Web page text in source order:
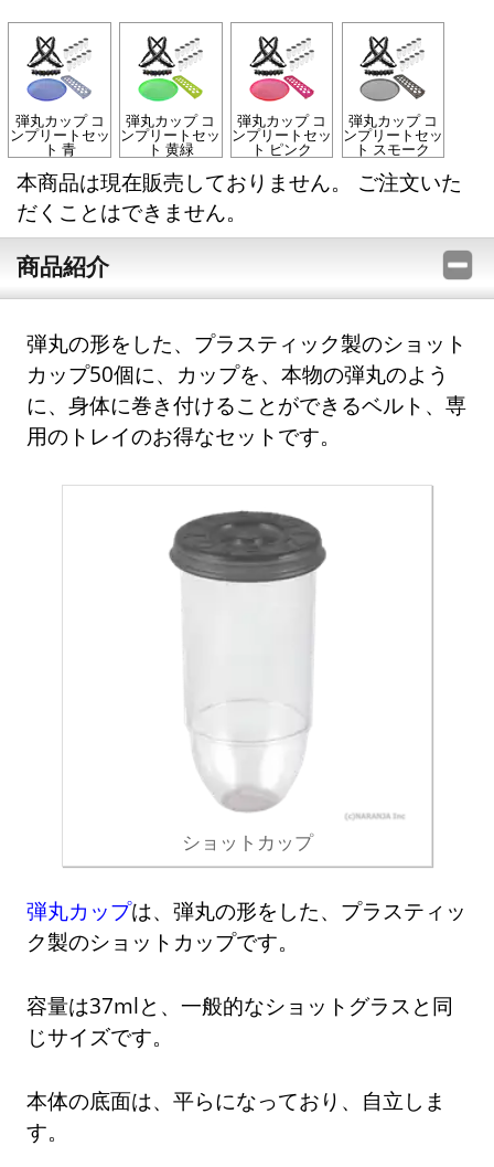
弾丸カップ コ
ンプリートセッ
ト 青
弾丸カップ コ
ンプリートセッ
ト 黄緑
弾丸カップ コ
ンプリートセッ
ト ピンク
弾丸カップ コ
ンプリートセッ
ト スモーク
本商品は現在販売しておりません。 ご注文いた
だくことはできません。
商品紹介
弾丸の形をした、プラスティック製のショット
カップ50個に、カップを、本物の弾丸のよう
に、身体に巻き付けることができるベルト、専
用のトレイのお得なセットです。
ショットカップ
弾丸カップは、弾丸の形をした、プラスティッ
ク製のショットカップです。
容量は37mlと、一般的なショットグラスと同
じサイズです。
本体の底面は、平らになっており、自立しま
す。